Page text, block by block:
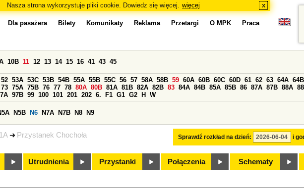
Nasza strona wykorzystuje pliki cookie. Dowiedz się więcej. więcej x
Przystanek Chochoła
Dla pasażera Bilety Komunikaty Reklama Przetargi O MPK Praca
Sprawdź rozkład na dzień: i
10B 11 12 13 14 15 16 41 43 45
52 53A 53C 53B 54B 55A 55B 55C 56 57 58A 58B 59 60A 60B 60C 60D 61 62 63 64A 64B
73 75A 75B 76 77 78 80A 80B 81A 81B 82A 82B 83 84A 84B 85A 85B 86 87A 87B 88A
97B 99 100 101 201 202 6. F1 G1 G2 H W
N5B N6 N7A N7B N8 N9
Utrudnienia Przystanki Połączenia Schematy